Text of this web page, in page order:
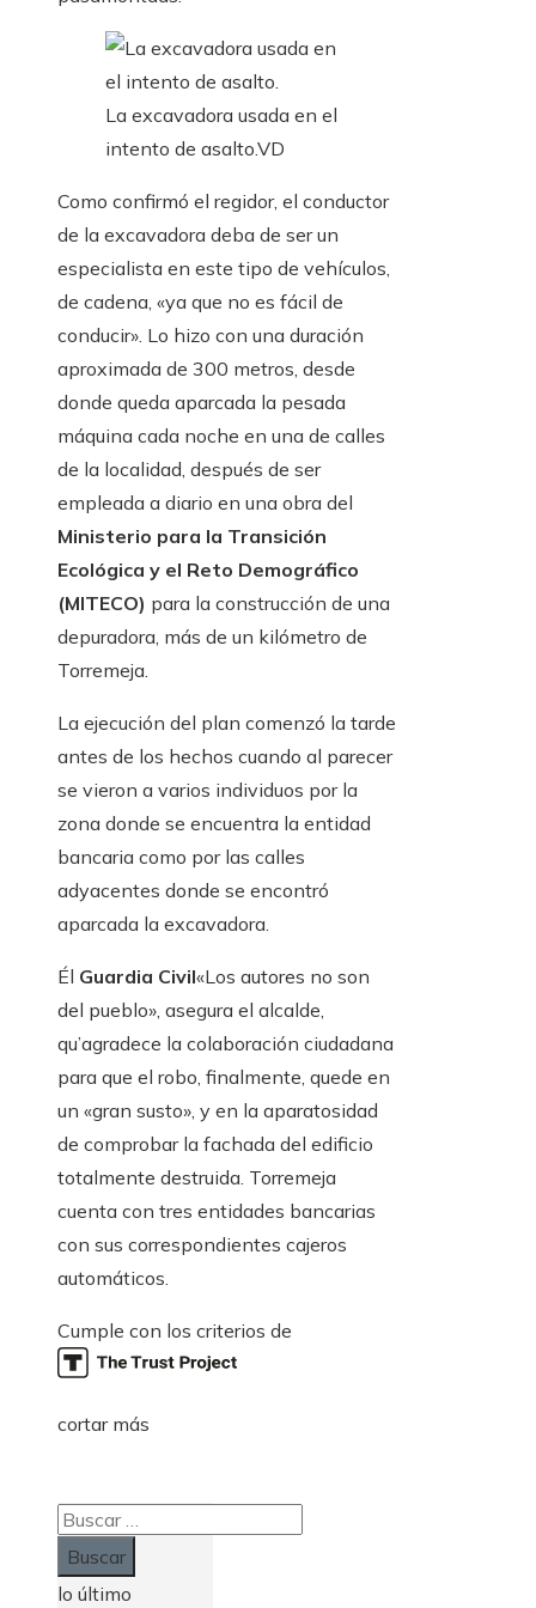
La excavadora usada en el
intento de asalto.VD
Como confirmó el regidor, el conductor
de la excavadora deba de ser un
especialista en este tipo de vehículos,
de cadena, «ya que no es fácil de
conducir». Lo hizo con una duración
aproximada de 300 metros, desde
donde queda aparcada la pesada
máquina cada noche en una de calles
de la localidad, después de ser
empleada a diario en una obra del
Ministerio para la Transición
Ecológica y el Reto Demográfico
(MITECO) para la construcción de una
depuradora, más de un kilómetro de
Torremeja.
La ejecución del plan comenzó la tarde
antes de los hechos cuando al parecer
se vieron a varios individuos por la
zona donde se encuentra la entidad
bancaria como por las calles
adyacentes donde se encontró
aparcada la excavadora.
Él Guardia Civil«Los autores no son
del pueblo», asegura el alcalde,
qu’agradece la colaboración ciudadana
para que el robo, finalmente, quede en
un «gran susto», y en la aparatosidad
de comprobar la fachada del edificio
totalmente destruida. Torremeja
cuenta con tres entidades bancarias
con sus correspondientes cajeros
automáticos.
Cumple con los criterios de
cortar más
Buscar:
lo último